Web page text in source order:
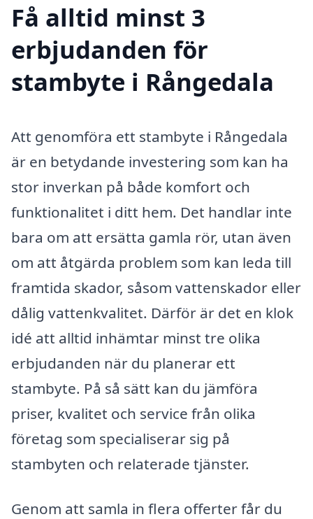
Få alltid minst 3
erbjudanden för
stambyte i Rångedala
Att genomföra ett stambyte i Rångedala
är en betydande investering som kan ha
stor inverkan på både komfort och
funktionalitet i ditt hem. Det handlar inte
bara om att ersätta gamla rör, utan även
om att åtgärda problem som kan leda till
framtida skador, såsom vattenskador eller
dålig vattenkvalitet. Därför är det en klok
idé att alltid inhämtar minst tre olika
erbjudanden när du planerar ett
stambyte. På så sätt kan du jämföra
priser, kvalitet och service från olika
företag som specialiserar sig på
stambyten och relaterade tjänster.
Genom att samla in flera offerter får du